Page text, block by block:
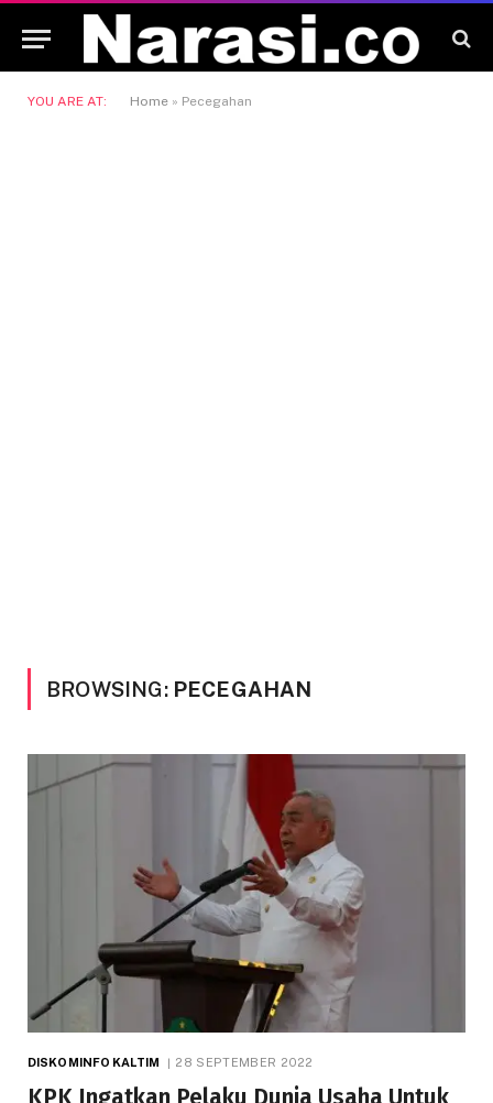
YOU ARE AT: Home » Pecegahan
BROWSING: PECEGAHAN
DISKOMINFO KALTIM 28 SEPTEMBER 2022
KPK Ingatkan Pelaku Dunia Usaha Untuk